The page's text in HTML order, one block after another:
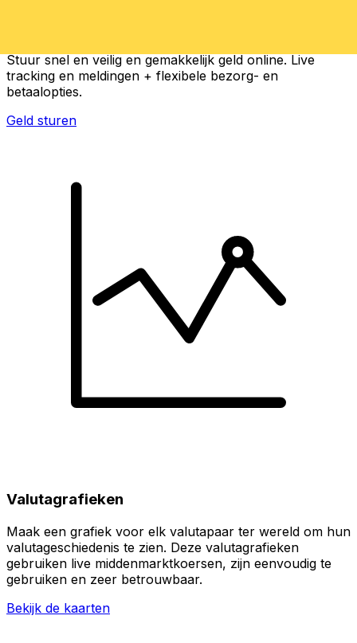
Stuur snel en veilig en gemakkelijk geld online. Live
tracking en meldingen + flexibele bezorg- en
betaalopties.
Geld sturen
Valutagrafieken
Maak een grafiek voor elk valutapaar ter wereld om hun
valutageschiedenis te zien. Deze valutagrafieken
gebruiken live middenmarktkoersen, zijn eenvoudig te
gebruiken en zeer betrouwbaar.
Bekijk de kaarten